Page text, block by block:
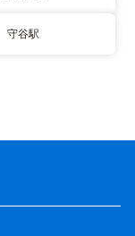
守谷駅